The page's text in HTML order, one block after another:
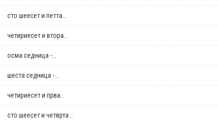
сто шеесет и петта...
четириесет и втора...
осма седница -...
шеста седница -...
четириесет и прва...
сто шеесет и четврта...